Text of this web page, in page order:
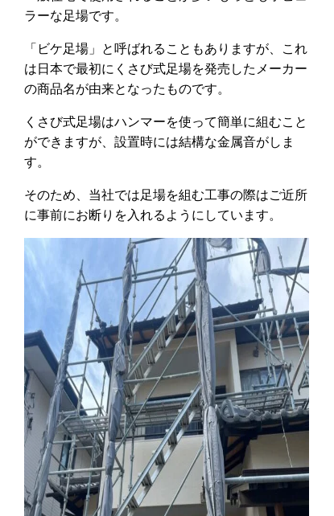
ラーな足場です。
「ビケ足場」と呼ばれることもありますが、これ
は日本で最初にくさび式足場を発売したメーカー
の商品名が由来となったものです。
くさび式足場はハンマーを使って簡単に組むこと
ができますが、設置時には結構な金属音がしま
す。
そのため、当社では足場を組む工事の際はご近所
に事前にお断りを入れるようにしています。